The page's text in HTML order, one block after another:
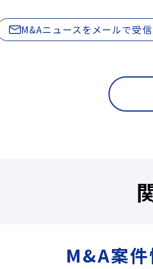
M&Aニュースをメールで受
M&A案件